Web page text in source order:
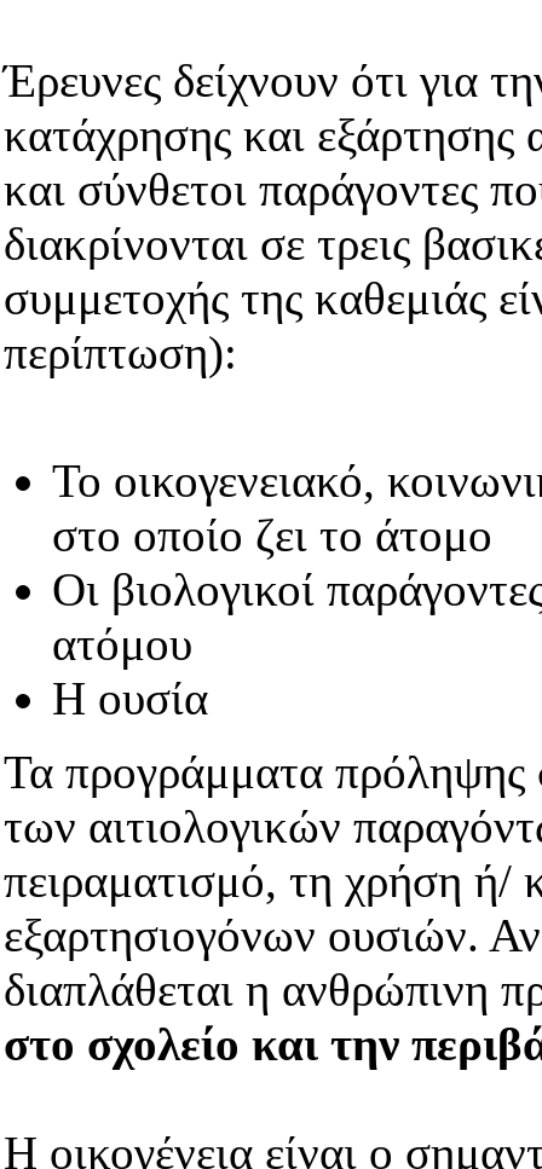
Έρευνες δείχνουν ότι για
κατάχρησης και
και σύνθετοι παράγοντες
διακρίνονται σε τρεις
συμμετοχής της καθεμιάς
περίπτωση):
Το οικογενειακό,
στο οποίο ζει το άτομο
Οι βιολογικοί
ατόμου
Η ουσία
Τα προγράμματα
των αιτιολογικών
πειραματισμό, τη χρήση ή/
εξαρτησιογόνων ουσιών.
διαπλάθεται η ανθρώπινη
στο σχολείο και την
Η οικογένεια είναι ο